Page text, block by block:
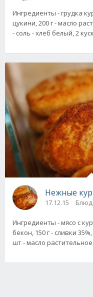
Ингредиенты - грудка
цукини, 200 г - масло
- соль - хлеб белый, 2
Нежные
17.12.15
Ингредиенты - мясо с
бекон, 150 г - сливки
шт - масло